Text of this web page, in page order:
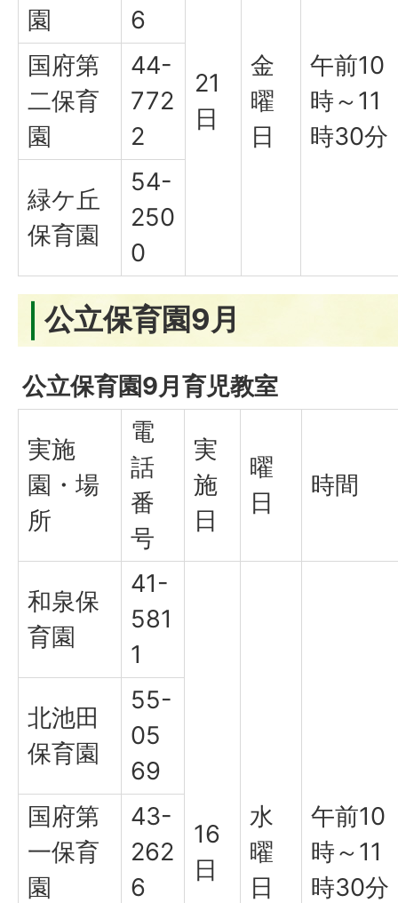
園
6
21
日
金
曜
日
午前10
時～11
時30分
国府第
二保育
園
44-
772
2
緑ケ丘
保育園
54-
250
0
公立保育園9月
公立保育園9月育児教室
実施
園・場
所
電
話
番
号
実
施
日
曜
日
時間
和泉保
育園
41-
581
1
16
日
水
曜
日
午前10
時～11
時30分
北池田
保育園
55-
05
69
国府第
一保育
園
43-
262
6